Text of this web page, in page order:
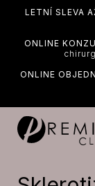
LETNÍ SLEVA
ONLINE
ONLINE